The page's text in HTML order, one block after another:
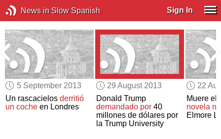
News in Slow Spanish Sign In
5 September 2013
Un rascacielosderritió
un coche en Londres
29 August 2013
Donald Trump
demandado por40
millones de dólares por
la Trump University
22
Muere el
novela
Elmore